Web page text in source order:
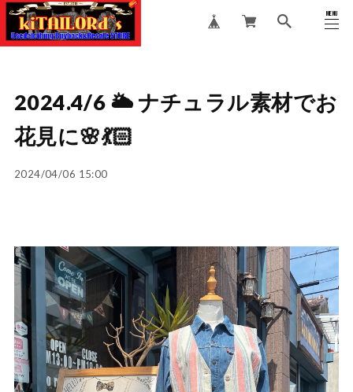
MENU
CLOSE
2024.4/6 🌥️ ナチュラル素材でお
花見に🌸💃🏻
2024/04/06 15:00